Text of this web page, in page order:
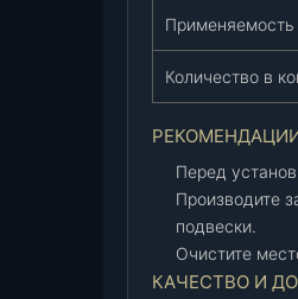
а
н
-
Применяемость
Количество в
Перед
Производите
подвески.
Очистите
КАЧЕСТВО И